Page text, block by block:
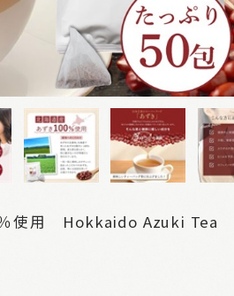
使用 Hokkaido Azuki Tea